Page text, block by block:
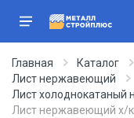
Главная Каталог
Лист нержавеющий
Лист
Лист нержавеющий х/к